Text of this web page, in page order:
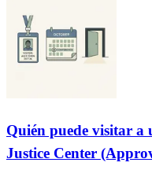
Quién puede visitar a
Justice Center